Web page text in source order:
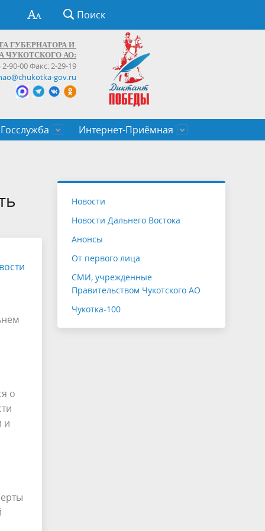
Поиск
ГУБЕРНАТОРА И
ЧУКОТСКОГО АО:
2-90-00 Факс: 2-29-19
gov.ru
Госслужба
служащих Чукотского автономного
Интернет-Приёмная
о
и
Новости
Новости Дальнего Востока
Анонсы
От первого лица
СМИ, учрежденные
Правительством Чукотского АО
Чукотка-100